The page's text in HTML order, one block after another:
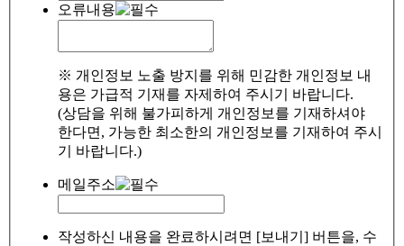
오류내용
※ 개인정보 노출 방지를 위해 민감한 개인정보 내
용은 가급적 기재를 자제하여 주시기 바랍니다.
(상담을 위해 불가피하게 개인정보를 기재하셔야
한다면, 가능한 최소한의 개인정보를 기재하여 주시
기 바랍니다.)
메일주소
작성하신 내용을 완료하시려면 [보내기] 버튼을, 수